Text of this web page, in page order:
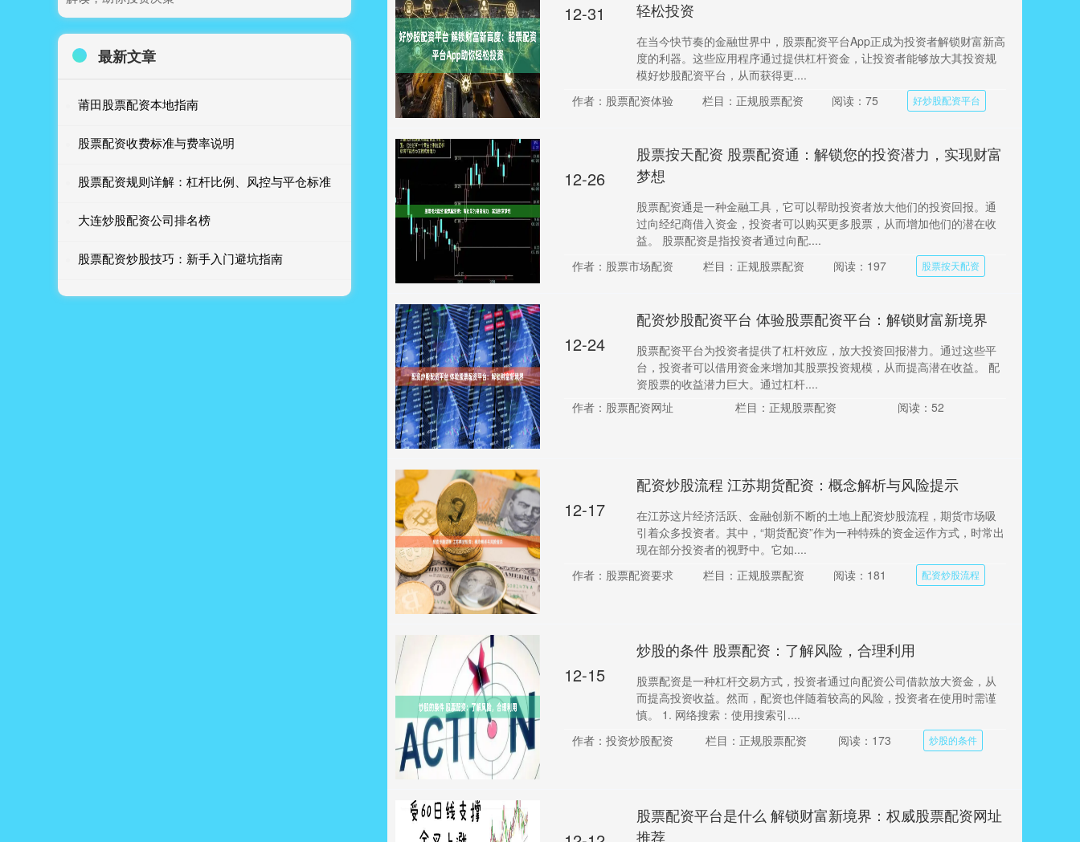
12-31
轻松投资
在当今快节奏的金融世界中，股票配资平台App正成为投资者解锁财富新高
度的利器。这些应用程序通过提供杠杆资金，让投资者能够放大其投资规
模好炒股配资平台，从而获得更....
作者：股票配资体验
栏目：正规股票配资 阅读：75 好炒股配资平台
12-26
股票按天配资 股票配资通：解锁您的投资潜力，实现财富
梦想
股票配资通是一种金融工具，它可以帮助投资者放大他们的投资回报。通
过向经纪商借入资金，投资者可以购买更多股票，从而增加他们的潜在收
益。 股票配资是指投资者通过向配....
作者：股票市场配资
栏目：正规股票配资 阅读：197 股票按天配资
12-24
配资炒股配资平台 体验股票配资平台：解锁财富新境界
股票配资平台为投资者提供了杠杆效应，放大投资回报潜力。通过这些平
台，投资者可以借用资金来增加其股票投资规模，从而提高潜在收益。 配
资股票的收益潜力巨大。通过杠杆....
作者：股票配资网址
栏目：正规股票配资 阅读：52
12-17
配资炒股流程 江苏期货配资：概念解析与风险提示
在江苏这片经济活跃、金融创新不断的土地上配资炒股流程，期货市场吸
引着众多投资者。其中，“期货配资”作为一种特殊的资金运作方式，时常出
现在部分投资者的视野中。它如....
作者：股票配资要求
栏目：正规股票配资 阅读：181 配资炒股流程
12-15
炒股的条件 股票配资：了解风险，合理利用
股票配资是一种杠杆交易方式，投资者通过向配资公司借款放大资金，从
而提高投资收益。然而，配资也伴随着较高的风险，投资者在使用时需谨
慎。 1. 网络搜索：使用搜索引....
作者：投资炒股配资
栏目：正规股票配资 阅读：173 炒股的条件
股票配资平台是什么 解锁财富新境界：权威股票配资网址
推荐
最新文章
莆田股票配资本地指南
股票配资收费标准与费率说明
股票配资规则详解：杠杆比例、风控与平仓标准
大连炒股配资公司排名榜
股票配资炒股技巧：新手入门避坑指南